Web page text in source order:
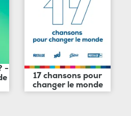
-
17 chansons pour
changer le monde